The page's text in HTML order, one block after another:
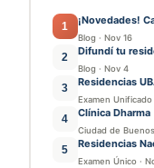
1 ¡Novedades!
Blog · Nov 16
2 Difundí tu
Blog · Nov 4
3 Residencias
Examen Unificado
4 Clínica Dharma
Ciudad de
5 Residencias
Examen Único ·